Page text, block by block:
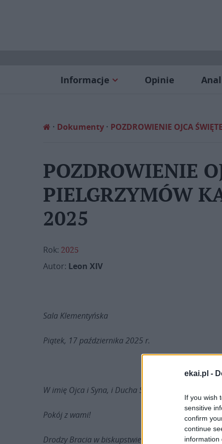
ekai.pl -
If you wish
sensitive
confirm
continue
information
Informacje Opinie
Dokumenty POZDROWIENIE OJCA
POZDROWIENIE
PIELGRZYMÓW
2025
Rok: 2025
Autor: Leon XIV
Sala Klementyńska
Piątek, 17 października 2025 r.
W imię Ojca i Syna, i Ducha Świętego.
Pokój z wami!
Drodzy Bracia w biskupstwie!